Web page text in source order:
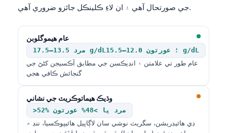
جي صورتحال آهي ۽ ان لاءِ ڪلينڪل جائزو ضروري آهي.
عام هيموگلوبن
مرد 13.5–17.5 g/dL؛ عورتون 12.0–15.5 g/dL
عام طور تي علامتن ۽ انڊيڪسن جي مطابق آڪسيجن کڻڻ جي
گنجائش ڪافي هجي
وڌيڪ هيماتوڪريٽ جي نشاني
>52% مرد يا >48% عورتون
ڊي هائيڊريشن، سگريٽ نوشي سان لاڳاپيل هائيپوڪسيا، ننڊ ۾